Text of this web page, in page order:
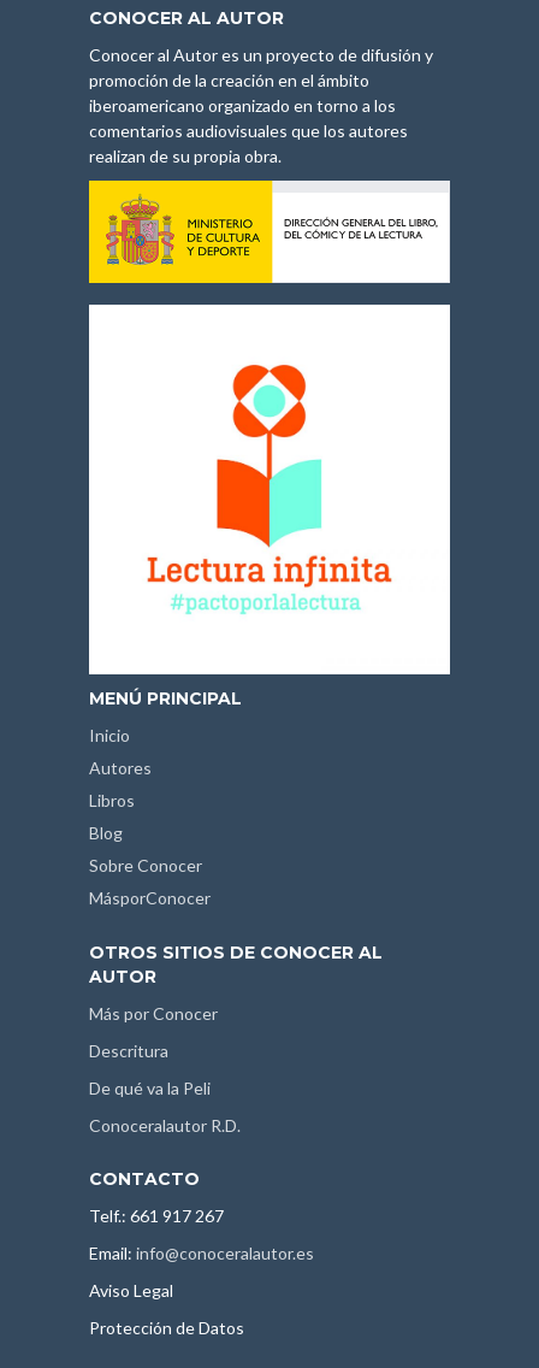
CONOCER AL AUTOR
Conocer al Autor es un proyecto de difusión y
promoción de la creación en el ámbito
iberoamericano organizado en torno a los
comentarios audiovisuales que los autores
realizan de su propia obra.
MENÚ PRINCIPAL
Inicio
Autores
Libros
Blog
Sobre Conocer
MásporConocer
OTROS SITIOS DE CONOCER AL
AUTOR
Más por Conocer
Descritura
De qué va la Peli
Conoceralautor R.D.
CONTACTO
Telf.: 661 917 267
Email: info@conoceralautor.es
Aviso Legal
Protección de Datos